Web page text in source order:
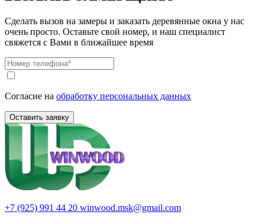
Сделать вызов на замеры и заказать деревянные окна у нас
очень просто. Оставьте свой номер, и наш специалист
свяжется с Вами в ближайшее время
Согласие на обработку персональных данных
Оставить заявку
+7 (925) 991 44 20 winwood.msk@gmail.com